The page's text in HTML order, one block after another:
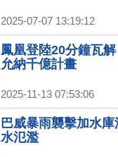
2025-07-07 13:19:12
鳳凰登陸20分鐘瓦
允納千億計畫
2025-11-13 07:53:06
巴威暴雨襲擊加水
水氾濫